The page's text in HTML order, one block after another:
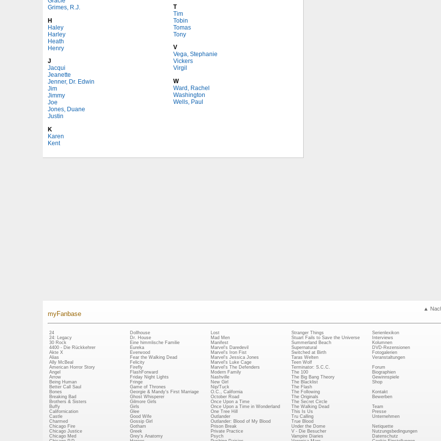
Grimes, R.J.
H
Haley
Harley
Heath
Henry
J
Jacqui
Jeanette
Jenner, Dr. Edwin
Jim
Jimmy
Joe
Jones, Duane
Justin
K
Karen
Kent
T
Tim
Tobin
Tomas
Tony
V
Vega, Stephanie
Vickers
Virgil
W
Ward, Rachel
Washington
Wells, Paul
▲
myFanbase
24
24: Legacy
30 Rock
4400 - Die Rückkehrer
Akte X
Alias
Ally McBeal
American Horror Story
Angel
Arrow
Being Human
Better Call Saul
Bones
Breaking Bad
Brothers & Sisters
Buffy
Californication
Castle
Charmed
Chicago Fire
Chicago Justice
Chicago Med
Dollhouse
Dr. House
Eine himmlische Familie
Eureka
Everwood
Fear the Walking Dead
Felicity
Firefly
FlashForward
Friday Night Lights
Fringe
Game of Thrones
Georgie & Mandy's First Marriage
Ghost Whisperer
Gilmore Girls
Girls
Glee
Good Wife
Gossip Girl
Gotham
Greek
Grey's Anatomy
Lost
Mad Men
Manifest
Marvel's Daredevil
Marvel's Iron Fist
Marvel's Jessica Jones
Marvel's Luke Cage
Marvel's The Defenders
Modern Family
Nashville
New Girl
Nip/Tuck
O.C., California
October Road
Once Upon a Time
Once Upon a Time in Wonderland
One Tree Hill
Outlander
Outlander: Blood of My Blood
Prison Break
Private Practice
Psych
Stranger Things
Stuart Fails to Save the Universe
Summerland Beach
Supernatural
Switched at Birth
Taras Welten
Teen Wolf
Terminator: S.C.C.
The 100
The Big Bang Theory
The Blacklist
The Flash
The Following
The Originals
The Secret Circle
The Walking Dead
This Is Us
Tru Calling
True Blood
Under the Dome
V - Die Besucher
Vampire Diaries
Serienlexikon
Interviews
Kolumnen
DVD-Rezensionen
Fotogalerien
Veranstaltungen
Forum
Biographien
Gewinnspiele
Shop
Kontakt
Bewerben
Team
Presse
Unternehmen
Netiquette
Nutzungsbedingungen
Datenschutz